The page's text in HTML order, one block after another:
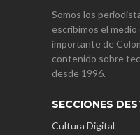
Somos los
escribimos el
importante de
contenido sobre
desde 1996.
SECCIONES
Cultura Digital